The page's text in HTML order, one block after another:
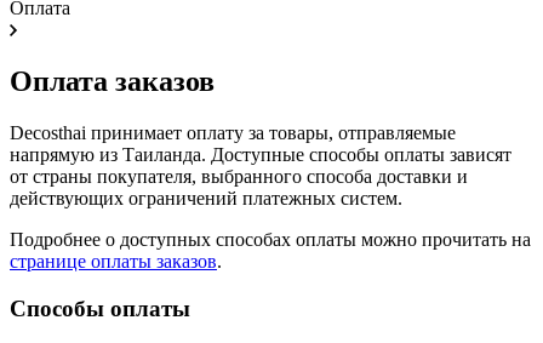
Оплата
Оплата заказов
Decosthai принимает оплату за товары, отправляемые
напрямую из Таиланда. Доступные способы оплаты зависят
от страны покупателя, выбранного способа доставки и
действующих ограничений платежных систем.
Подробнее о доступных способах оплаты можно прочитать на
странице оплаты заказов.
Способы оплаты